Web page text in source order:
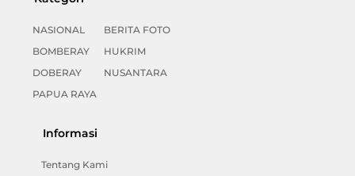
NASIONAL
BOMBERAY
DOBERAY
PAPUA RAYA
BERITA FOTO
HUKRIM
NUSANTARA
Informasi
Tentang Kami